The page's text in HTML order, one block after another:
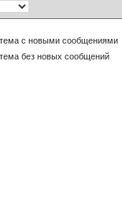
с новыми сообщениями
без новых сообщений